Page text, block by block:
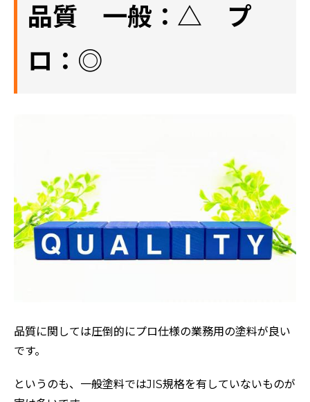
品質 一般：△ プ
ロ：◎
品質に関しては圧倒的にプロ仕様の業務用の塗料が良い
です。
というのも、一般塗料ではJIS規格を有していないものが